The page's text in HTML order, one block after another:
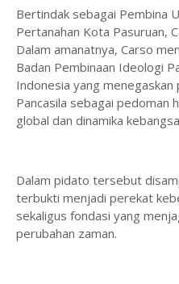
Bertindak sebagai Pembina
Pertanahan Kota Pasuruan,
Dalam amanatnya, Carso
Badan Pembinaan Ideologi
Indonesia yang menegaskan
Pancasila sebagai pedoman
global dan dinamika
Dalam pidato tersebut
terbukti menjadi perekat
sekaligus fondasi yang
perubahan zaman.